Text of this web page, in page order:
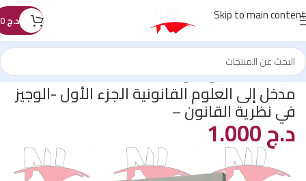
Skip to main content د.ج
الرئيسية/كتب القانون/المنهجية
مدخل إلى العلوم القانونية الجزء الأول -الوجيز
في نظرية القانون –
د.ج